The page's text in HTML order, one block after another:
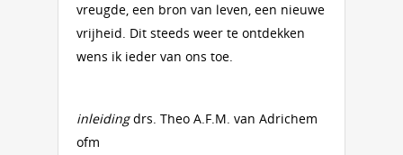
vreugde, een bron van leven, een nieuwe
vrijheid. Dit steeds weer te ontdekken
wens ik ieder van ons toe.
inleidingdrs. Theo A.F.M. van Adrichem
ofm